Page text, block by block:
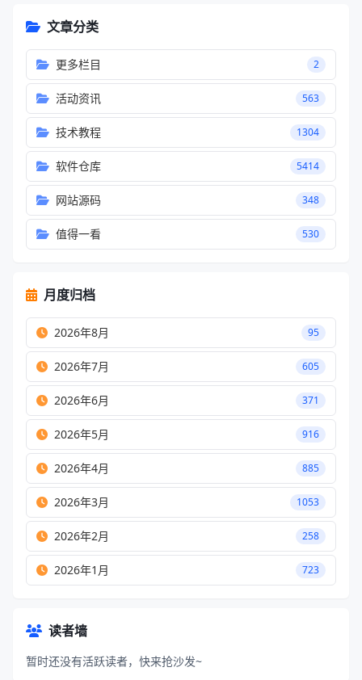
文章分类
更多栏目 2
活动资讯 563
技术教程 1304
软件仓库 5414
网站源码 348
值得一看 530
月度归档
2026年8月 95
2026年7月 605
2026年6月 371
2026年5月 916
2026年4月 885
2026年3月 1053
2026年2月 258
2026年1月 723
读者墙
暂时还没有活跃读者，快来抢沙发~